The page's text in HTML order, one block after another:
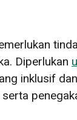
Diperlukan
inklusif dan